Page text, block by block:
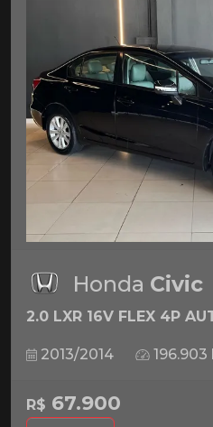
Honda Civic
2.0 LXR 16V FLEX 4P
2013/2014 196.903
R$ 67.900